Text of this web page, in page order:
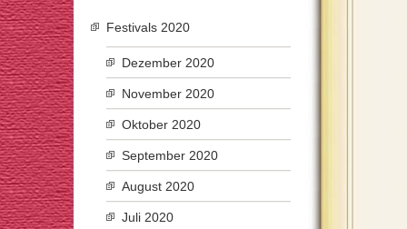
Festivals 2020
Dezember 2020
November 2020
Oktober 2020
September 2020
August 2020
Juli 2020